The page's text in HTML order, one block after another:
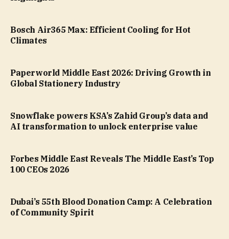
Bosch Air365 Max: Efficient Cooling for Hot
Climates
Paperworld Middle East 2026: Driving Growth in
Global Stationery Industry
Snowflake powers KSA’s Zahid Group’s data and
AI transformation to unlock enterprise value
Forbes Middle East Reveals The Middle East’s Top
100 CEOs 2026
Dubai’s 55th Blood Donation Camp: A Celebration
of Community Spirit